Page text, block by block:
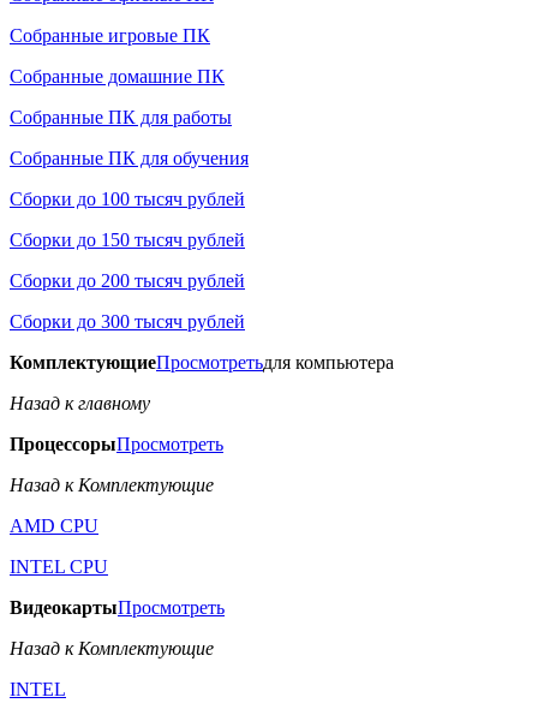
Собранные игровые ПК
Собранные домашние ПК
Собранные ПК для работы
Собранные ПК для обучения
Сборки до 100 тысяч рублей
Сборки до 150 тысяч рублей
Сборки до 200 тысяч рублей
Сборки до 300 тысяч рублей
КомплектующиеПросмотретьдля компьютера
Назад к главному
ПроцессорыПросмотреть
Назад к Комплектующие
AMD CPU
INTEL CPU
ВидеокартыПросмотреть
Назад к Комплектующие
INTEL